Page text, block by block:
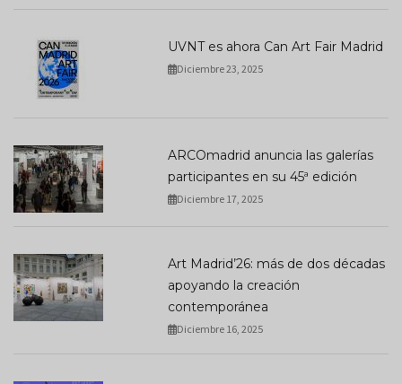
UVNT es ahora Can Art Fair Madrid
Diciembre 23, 2025
ARCOmadrid anuncia las galerías
participantes en su 45ª edición
Diciembre 17, 2025
Art Madrid’26: más de dos décadas
apoyando la creación
contemporánea
Diciembre 16, 2025